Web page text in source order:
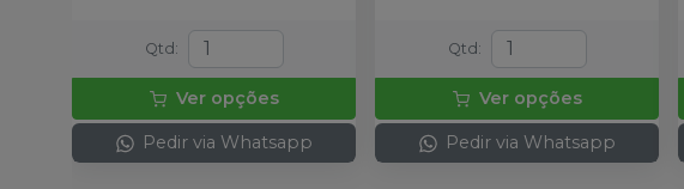
Qtd :
Ver opções
Pedir via Whatsapp
Qtd :
Ver opções
Pedir via Whatsapp